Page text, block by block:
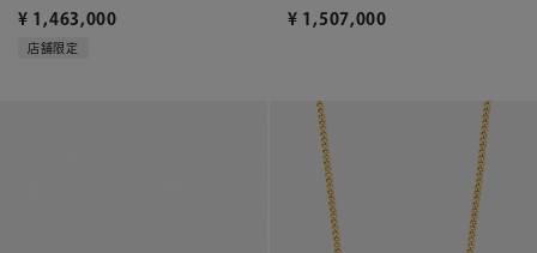
¥ 1,463,000
店舗限定
¥ 1,507,000